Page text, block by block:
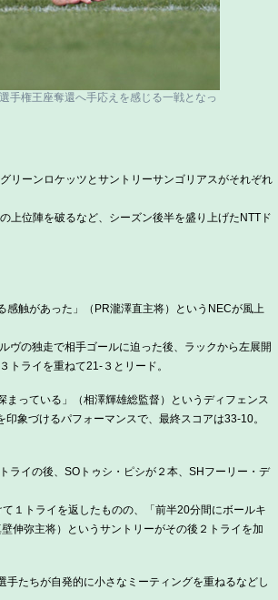
手権王座奪還へ手応えを感じる一戦となっ
リーンロケッツとサントリーサンゴリアスがそれぞれ
上位陣を破るなど、シーズン後半を盛り上げたNTTド
触があった」（PR瀧澤直主将）というNECが風上
ヴの独走で相手ゴールに迫った後、ラックから左展開
トライを重ねて21-３とリード。
っている」（相澤輝雄総監督）というディフェンス
象づけるパフォーマンスで、最終スコアは33-10。
ライの後、SOトゥシ・ピシが２本、SHフーリー・デ
１トライを返したものの、「前半20分間にボールキ
伸弥主将）というサントリーがその後２トライを加
手たちが自発的に小さなミーティングを重ねるなどし